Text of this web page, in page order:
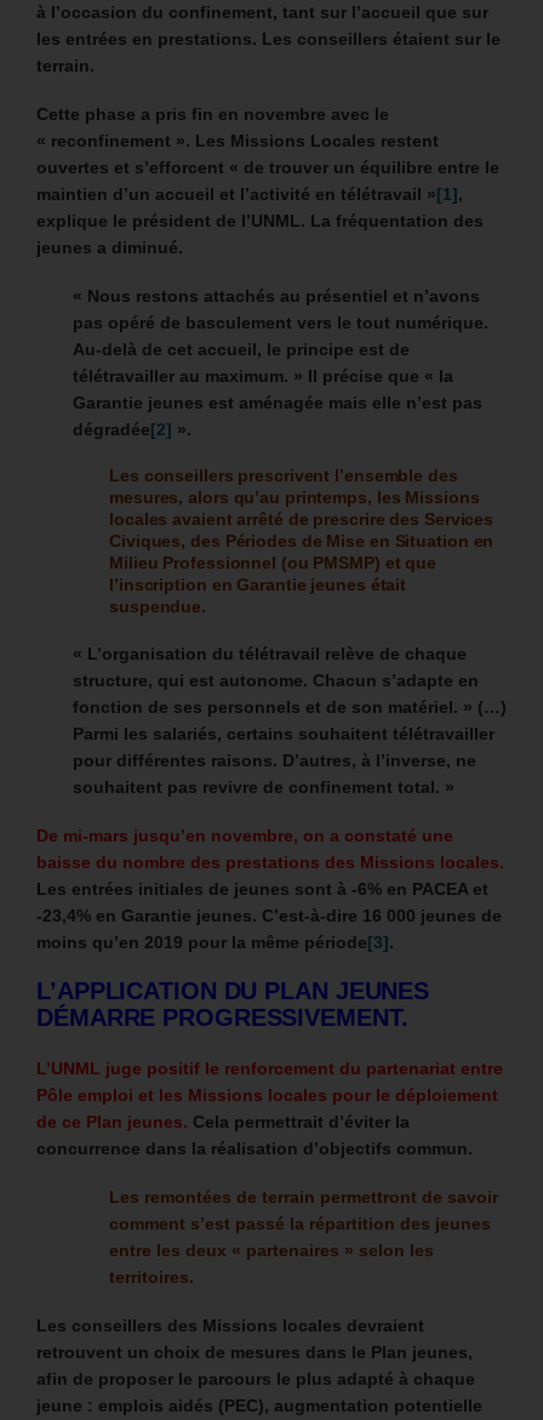
à l’occasion du confinement, tant sur l’accueil que sur
les entrées en prestations. Les conseillers étaient sur le
terrain.
Cette phase a pris fin en novembre avec le
« reconfinement ». Les Missions Locales restent
ouvertes et s’efforcent « de trouver un équilibre entre le
maintien d’un accueil et l’activité en télétravail »[1],
explique le président de l’UNML. La fréquentation des
jeunes a diminué.
« Nous restons attachés au présentiel et n’avons
pas opéré de basculement vers le tout numérique.
Au-delà de cet accueil, le principe est de
télétravailler au maximum. » Il précise que « la
Garantie jeunes est aménagée mais elle n’est pas
dégradée[2] ».
Les conseillers prescrivent l’ensemble des
mesures, alors qu’au printemps, les Missions
locales avaient arrêté de prescrire des Services
Civiques, des Périodes de Mise en Situation en
Milieu Professionnel (ou PMSMP) et que
l’inscription en Garantie jeunes était
suspendue.
« L’organisation du télétravail relève de chaque
structure, qui est autonome. Chacun s’adapte en
fonction de ses personnels et de son matériel. » (…)
Parmi les salariés, certains souhaitent télétravailler
pour différentes raisons. D’autres, à l’inverse, ne
souhaitent pas revivre de confinement total. »
De mi-mars jusqu’en novembre, on a constaté une
baisse du nombre des prestations des Missions locales.
Les entrées initiales de jeunes sont à -6% en PACEA et
-23,4% en Garantie jeunes. C’est-à-dire 16 000 jeunes de
moins qu’en 2019 pour la même période[3].
L’APPLICATION DU PLAN JEUNES
DÉMARRE PROGRESSIVEMENT.
L’UNML juge positif le renforcement du partenariat entre
Pôle emploi et les Missions locales pour le déploiement
de ce Plan jeunes. Cela permettrait d’éviter la
concurrence dans la réalisation d’objectifs commun.
Les remontées de terrain permettront de savoir
comment s’est passé la répartition des jeunes
entre les deux « partenaires » selon les
territoires.
Les conseillers des Missions locales devraient
retrouvent un choix de mesures dans le Plan jeunes,
afin de proposer le parcours le plus adapté à chaque
jeune : emplois aidés (PEC), augmentation potentielle